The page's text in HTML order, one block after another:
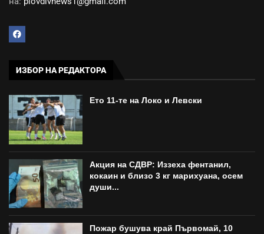
ИЗБОР НА РЕДАКТОРА
Ето 11-те на Локо и Левски
Акция на СДВР: Иззеха фентанил,
кокаин и близо 3 кг марихуана, осем
души...
Пожар бушува край Първомай, 10